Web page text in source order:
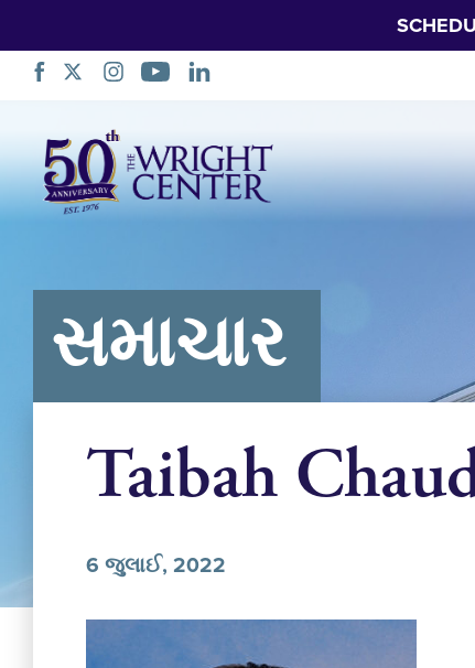
નેવિગેશન
છોડો
સમાચાર
Taibah
6 જુલાઈ, 2022